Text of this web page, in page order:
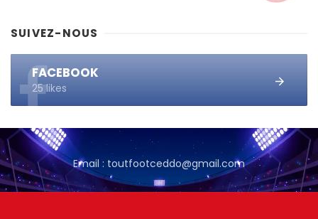
SUIVEZ-NOUS
FACEBOOK
25 likes
Email : toutfootceddo@gmail.com